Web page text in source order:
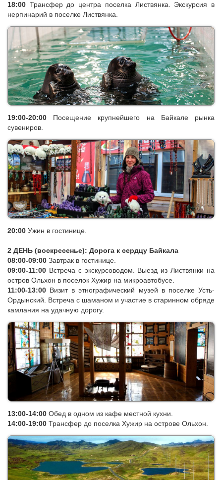
18:00 Трансфер до центра поселка Листвянка. Экскурсия в
нерпинарий в поселке Листвянка.
19:00-20:00 Посещение крупнейшего на Байкале рынка
сувениров.
20:00 Ужин в гостинице.
2 ДЕНЬ (воскресенье): Дорога к сердцу Байкала
08:00-09:00 Завтрак в гостинице.
09:00-11:00 Встреча с экскурсоводом. Выезд из Листвянки на
остров Ольхон в поселок Хужир на микроавтобусе.
11:00-13:00 Визит в этнографический музей в поселке Усть-
Ордынский. Встреча с шаманом и участие в старинном обряде
камлания на удачную дорогу.
13:00-14:00 Обед в одном из кафе местной кухни.
14:00-19:00 Трансфер до поселка Хужир на острове Ольхон.